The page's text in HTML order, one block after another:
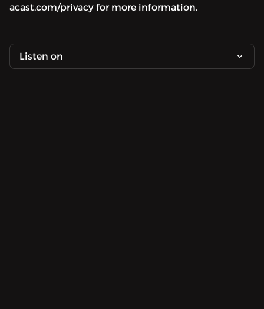
acast.com/privacy for more information.
Listen on